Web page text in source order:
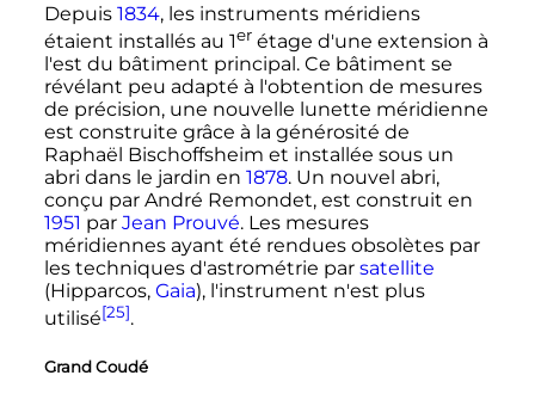
Depuis 1834, les instruments méridiens
étaient installés au 1er étage d'une extension à
l'est du bâtiment principal. Ce bâtiment se
révélant peu adapté à l'obtention de mesures
de précision, une nouvelle lunette méridienne
est construite grâce à la générosité de
Raphaël Bischoffsheim et installée sous un
abri dans le jardin en 1878. Un nouvel abri,
conçu par André Remondet, est construit en
1951 par Jean Prouvé. Les mesures
méridiennes ayant été rendues obsolètes par
les techniques d'astrométrie par satellite
(Hipparcos, Gaia), l'instrument n'est plus
utilisé[25].
Grand Coudé